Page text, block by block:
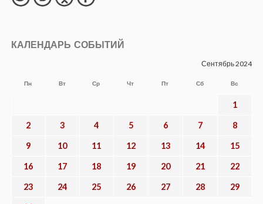
КАЛЕНДАРЬ СОБЫТИЙ
Сентябрь 2024
Пн Вт Ср Чт Пт Сб Вс
1
2 3 4 5 6 7 8
9 10 11 12 13 14 15
16 17 18 19 20 21 22
23 24 25 26 27 28 29